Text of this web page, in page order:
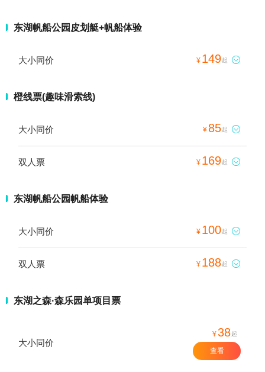
东湖帆船公园皮划艇+帆船体验
大小同价 ¥ 149起 
橙线票(趣味滑索线)
大小同价 ¥ 85起 
双人票 ¥ 169起 
东湖帆船公园帆船体验
大小同价 ¥ 100起 
双人票 ¥ 188起 
东湖之森·森乐园单项目票
大小同价
¥38起
查看